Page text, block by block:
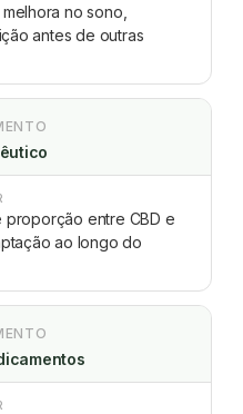
no sono,
antes de outras
proporção entre CBD e
ao longo do